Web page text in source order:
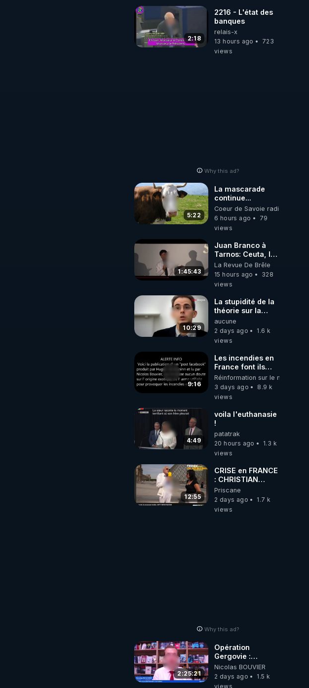
2:18
2216 - L'état des
banques
relais-x
13 hours ago
723
views
Why this ad?
5:22
La mascarade
continue...
Coeur de Savoie radioweb TV
6 hours ago
79
views
1:45:43
Juan Branco à
Tarnos: Ceuta, le
narcotrafic et le
pouvoir en France
La Revue De Brêle
15 hours ago
328
views
10:29
La stupidité de la
théorie sur la
responsabilité de
l’homme
concernant le
carbone.
aucune
2 days ago
1.6 k
views
9:16
Les incendies en
France font ils
partie d' un plan
qui aurait débuté
le 11 septembre
Réinformation sur le monde
3 days ago
8.9 k
views
4:49
voila l'euthanasie
!
patatrak
20 hours ago
1.3 k
views
12:55
CRISE en FRANCE
: CHRISTIAN
COTTEN FAIT une
étrange
découverte
Priscane
2 days ago
1.7 k
views
Why this ad?
2:25:21
Opération
Gergovie :
‪@38resistancegauloise‬
‪@MarionSigautOfficiel‬
‪@gladysriifard5710‬
Nicolas BOUVIER
2 days ago
1.5 k
views